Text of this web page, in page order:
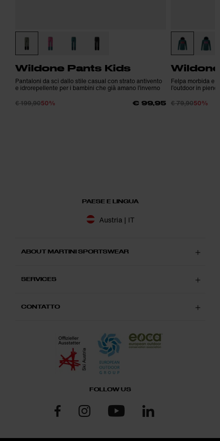
Wildone Pants Kids
Pantaloni da sci dallo stile casual con strato antivento
e idrorepellente per i bambini che già amano l’inverno
€ 199,9050% € 99,95
Felpa morbida e
l’outdoor in pieno
€ 79,9050%
PAESE E LINGUA
Austria | IT
ABOUT MARTINI SPORTSWEAR
SERVICES
CONTATTO
FOLLOW US